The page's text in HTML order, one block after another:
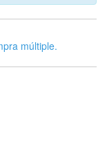
múltiple.